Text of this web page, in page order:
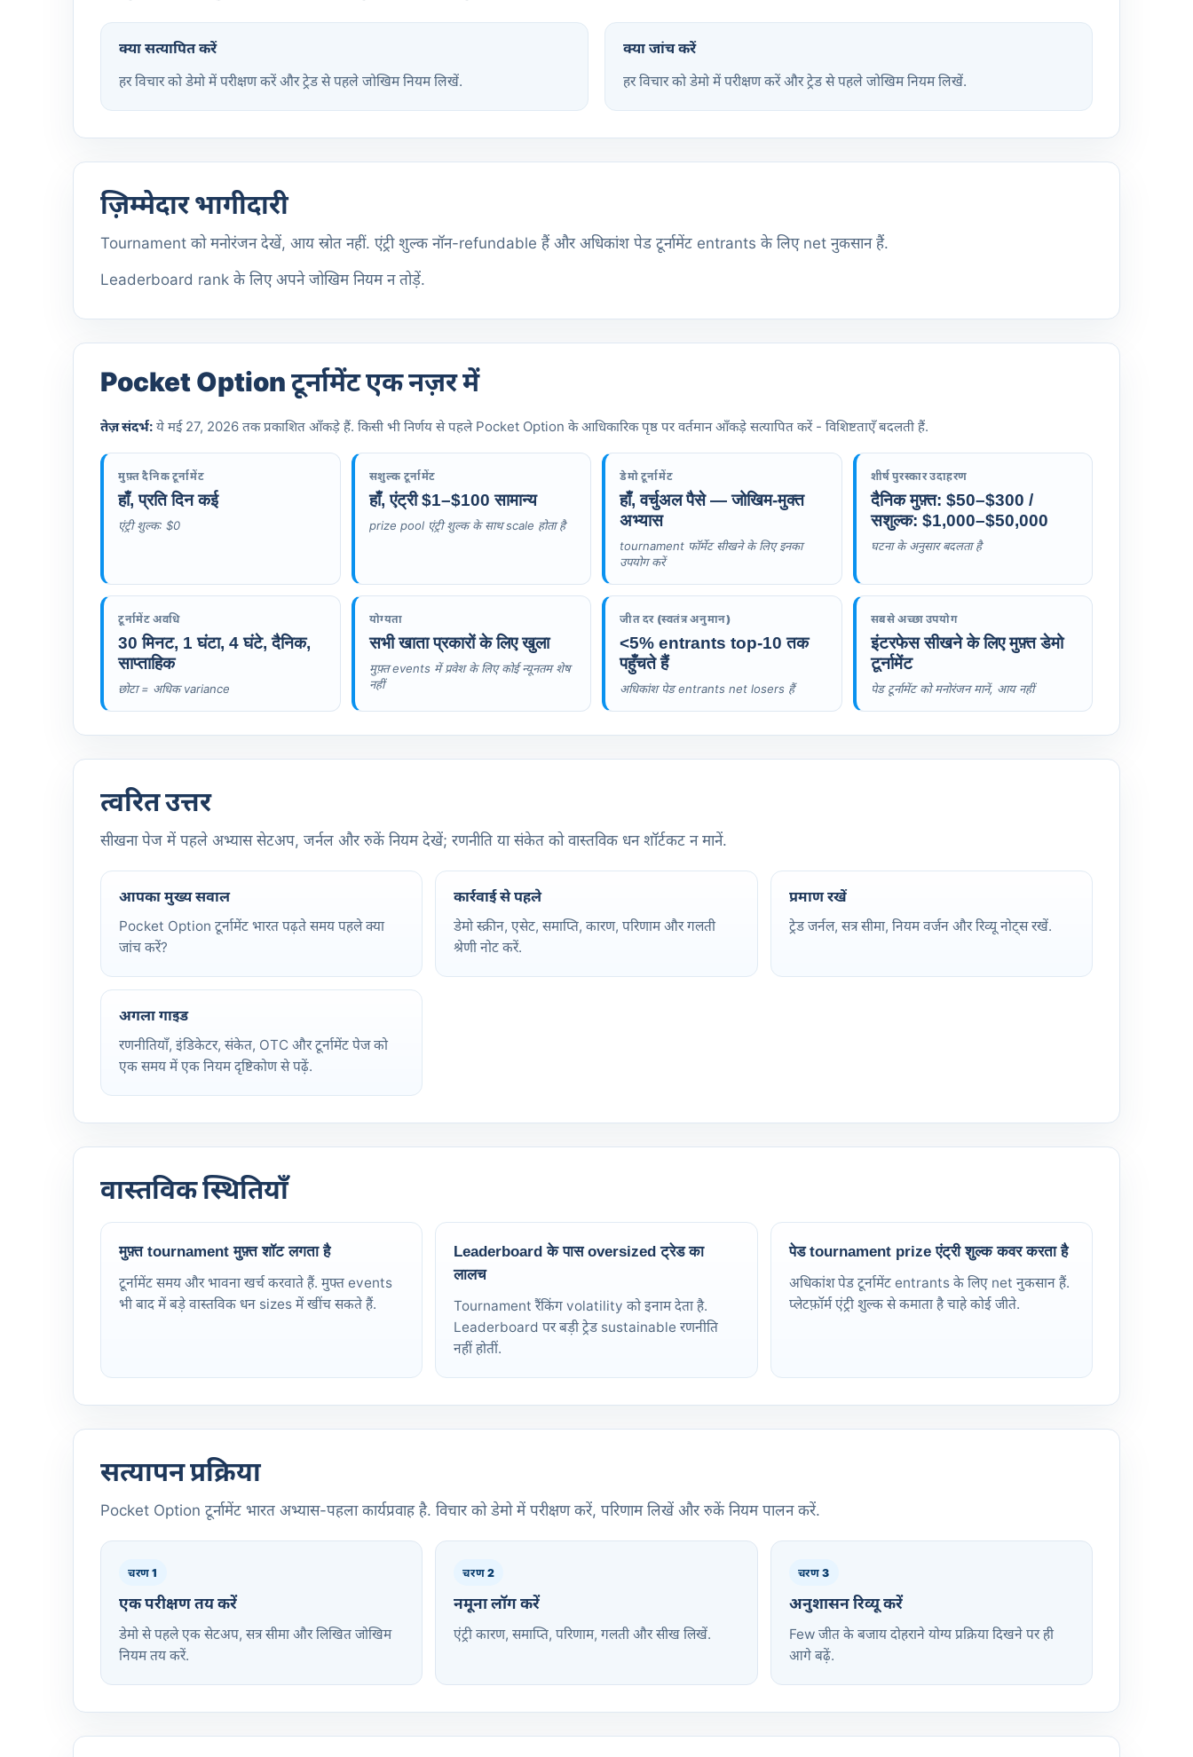
क्या सत्यापित करें
हर विचार को डेमो में परीक्षण करें और ट्रेड से पहले जोखिम नियम लिखें.
क्या जांच करें
हर विचार को डेमो में परीक्षण करें और ट्रेड से पहले जोखिम नियम लिखें.
ज़िम्मेदार भागीदारी
Tournament को मनोरंजन देखें, आय स्रोत नहीं. एंट्री शुल्क नॉन-refundable हैं और अधिकांश पेड टूर्नामेंट entrants के लिए net नुकसान हैं.
Leaderboard rank के लिए अपने जोखिम नियम न तोड़ें.
Pocket Option टूर्नामेंट एक नज़र में
तेज़ संदर्भ: ये मई 27, 2026 तक प्रकाशित आँकड़े हैं. किसी भी निर्णय से पहले Pocket Option के आधिकारिक पृष्ठ पर वर्तमान आँकड़े सत्यापित करें - विशिष्टताएँ बदलती हैं.
मुफ़्त दैनिक टूर्नामेंट
हाँ, प्रति दिन कई
एंट्री शुल्क: $0
सशुल्क टूर्नामेंट
हाँ, एंट्री $1–$100 सामान्य
prize pool एंट्री शुल्क के साथ scale होता है
डेमो टूर्नामेंट
हाँ, वर्चुअल पैसे — जोखिम-मुक्त
अभ्यास
tournament फॉर्मेट सीखने के लिए इनका
उपयोग करें
शीर्ष पुरस्कार उदाहरण
दैनिक मुफ़्त: $50–$300 /
सशुल्क: $1,000–$50,000
घटना के अनुसार बदलता है
टूर्नामेंट अवधि
30 मिनट, 1 घंटा, 4 घंटे, दैनिक,
साप्ताहिक
छोटा = अधिक variance
योग्यता
सभी खाता प्रकारों के लिए खुला
मुफ़्त events में प्रवेश के लिए कोई न्यूनतम शेष
नहीं
जीत दर (स्वतंत्र अनुमान)
<5% entrants top-10 तक
पहुँचते हैं
अधिकांश पेड entrants net losers हैं
सबसे अच्छा उपयोग
इंटरफेस सीखने के लिए मुफ़्त डेमो
टूर्नामेंट
पेड टूर्नामेंट को मनोरंजन मानें, आय नहीं
त्वरित उत्तर
सीखना पेज में पहले अभ्यास सेटअप, जर्नल और रुकें नियम देखें; रणनीति या संकेत को वास्तविक धन शॉर्टकट न मानें.
आपका मुख्य सवाल
Pocket Option टूर्नामेंट भारत पढ़ते समय पहले क्या
जांच करें?
कार्रवाई से पहले
डेमो स्क्रीन, एसेट, समाप्ति, कारण, परिणाम और गलती
श्रेणी नोट करें.
प्रमाण रखें
ट्रेड जर्नल, सत्र सीमा, नियम वर्जन और रिव्यू नोट्स रखें.
अगला गाइड
रणनीतियाँ, इंडिकेटर, संकेत, OTC और टूर्नामेंट पेज को
एक समय में एक नियम दृष्टिकोण से पढ़ें.
वास्तविक स्थितियाँ
मुफ़्त tournament मुफ़्त शॉट लगता है
टूर्नामेंट समय और भावना खर्च करवाते हैं. मुफ्त events
भी बाद में बड़े वास्तविक धन sizes में खींच सकते हैं.
Leaderboard के पास oversized ट्रेड का
लालच
Tournament रैंकिंग volatility को इनाम देता है.
Leaderboard पर बड़ी ट्रेड sustainable रणनीति
नहीं होतीं.
पेड tournament prize एंट्री शुल्क कवर करता है
अधिकांश पेड टूर्नामेंट entrants के लिए net नुकसान हैं.
प्लेटफ़ॉर्म एंट्री शुल्क से कमाता है चाहे कोई जीते.
सत्यापन प्रक्रिया
Pocket Option टूर्नामेंट भारत अभ्यास-पहला कार्यप्रवाह है. विचार को डेमो में परीक्षण करें, परिणाम लिखें और रुकें नियम पालन करें.
चरण 1
एक परीक्षण तय करें
डेमो से पहले एक सेटअप, सत्र सीमा और लिखित जोखिम
नियम तय करें.
चरण 2
नमूना लॉग करें
एंट्री कारण, समाप्ति, परिणाम, गलती और सीख लिखें.
चरण 3
अनुशासन रिव्यू करें
Few जीत के बजाय दोहराने योग्य प्रक्रिया दिखने पर ही
आगे बढ़ें.